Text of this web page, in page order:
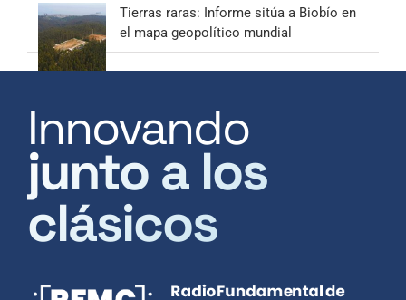
Tierras raras: Informe sitúa a Biobío en
el mapa geopolítico mundial
Innovando
junto a los
clásicos